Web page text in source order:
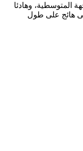
المتوسطية، وهادئا
إلى هائج على طول